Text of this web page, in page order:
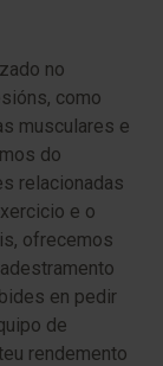
no
como
musculares e
do
relacionadas
e o
ofrecemos
en pedir
de
rendemento